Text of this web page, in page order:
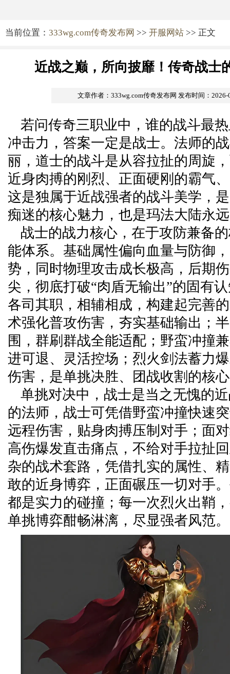
当前位置： 333wg.com传奇发布网 >> 开服网站 >> 正文
近战之巅，所向披靡！传奇战士
文章作者：333wg.com传奇发布网 发布时间：2026-
若问传奇三职业中，谁的战斗最
冲击力，答案一定是战士。法师的
丽，道士的战斗是从容拉扯的周旋
近身肉搏的刚烈、正面硬刚的霸气
这是独属于近战强者的战斗美学，
痴迷的核心魅力，也是玛法大陆永
战士的战力核心，在于攻防兼备
能体系。基础属性偏向血量与防御
势，同时物理攻击成长极高，后期
尖，彻底打破“肉盾无输出”的固有
各司其职，相辅相成，构建起完善
术强化普攻伤害，夯实基础输出；
围，群刷群战全能适配；野蛮冲撞
进可退、灵活控场；烈火剑法蓄力
伤害，是单挑决胜、团战收割的核
单挑对决中，战士是当之无愧的
的法师，战士可凭借野蛮冲撞快速
远程伤害，贴身肉搏压制对手；面
高伤爆发直击痛点，不给对手拉扯
杂的战术套路，凭借扎实的属性、
敢的近身博弈，正面碾压一切对手
都是实力的碰撞；每一次烈火出鞘
单挑博弈酣畅淋漓，尽显强者风范。